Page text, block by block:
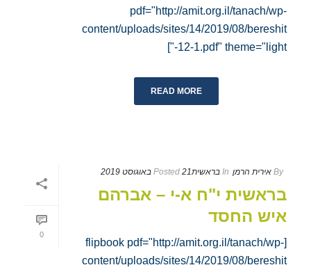
pdf="http://amit.org.il/tanach/wp-
content/uploads/sites/14/2019/08/bereshit
-12-1.pdf" theme="light"]
READ MORE
0
By אירית הרמן In בראשית Posted 21 באוגוסט 2019
בראשית י"ח א-י – אברהם
איש החסד
[flipbook pdf="http://amit.org.il/tanach/wp-
content/uploads/sites/14/2019/08/bereshit